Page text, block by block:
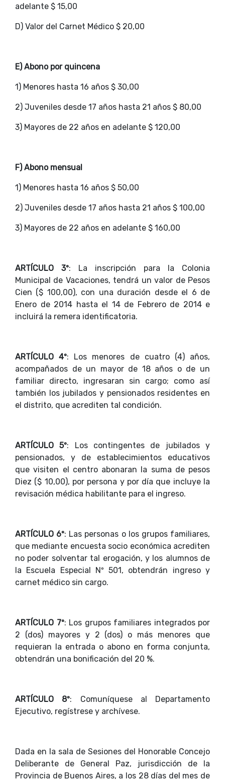
adelante $ 15,00
D) Valor del Carnet Médico $ 20,00
E) Abono por quincena
1) Menores hasta 16 años $ 30,00
2) Juveniles desde 17 años hasta 21 años $ 80,00
3) Mayores de 22 años en adelante $ 120,00
F) Abono mensual
1) Menores hasta 16 años $ 50,00
2) Juveniles desde 17 años hasta 21 años $ 100,00
3) Mayores de 22 años en adelante $ 160,00
ARTÍCULO 3º: La inscripción para la Colonia
Municipal de Vacaciones, tendrá un valor de Pesos
Cien ($ 100,00), con una duración desde el 6 de
Enero de 2014 hasta el 14 de Febrero de 2014 e
incluirá la remera identificatoria.
ARTÍCULO 4º: Los menores de cuatro (4) años,
acompañados de un mayor de 18 años o de un
familiar directo, ingresaran sin cargo; como así
también los jubilados y pensionados residentes en
el distrito, que acrediten tal condición.
ARTÍCULO 5º: Los contingentes de jubilados y
pensionados, y de establecimientos educativos
que visiten el centro abonaran la suma de pesos
Diez ($ 10,00), por persona y por día que incluye la
revisación médica habilitante para el ingreso.
ARTÍCULO 6º: Las personas o los grupos familiares,
que mediante encuesta socio económica acrediten
no poder solventar tal erogación, y los alumnos de
la Escuela Especial Nº 501, obtendrán ingreso y
carnet médico sin cargo.
ARTÍCULO 7º: Los grupos familiares integrados por
2 (dos) mayores y 2 (dos) o más menores que
requieran la entrada o abono en forma conjunta,
obtendrán una bonificación del 20 %.
ARTÍCULO 8º: Comuníquese al Departamento
Ejecutivo, regístrese y archívese.
Dada en la sala de Sesiones del Honorable Concejo
Deliberante de General Paz, jurisdicción de la
Provincia de Buenos Aires, a los 28 días del mes de